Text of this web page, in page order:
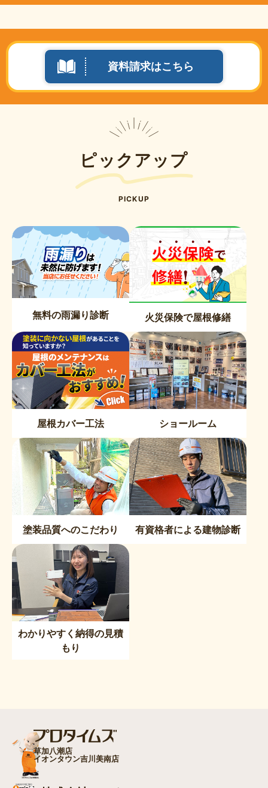
資料請求はこちら
ピックアップ
PICKUP
無料の雨漏り診断 火災保険で屋根修繕
屋根カバー工法 ショールーム
塗装品質へのこだわり 有資格者による建物診断
わかりやすく納得の見積
もり
草加八潮店
イオンタウン吉川美南店